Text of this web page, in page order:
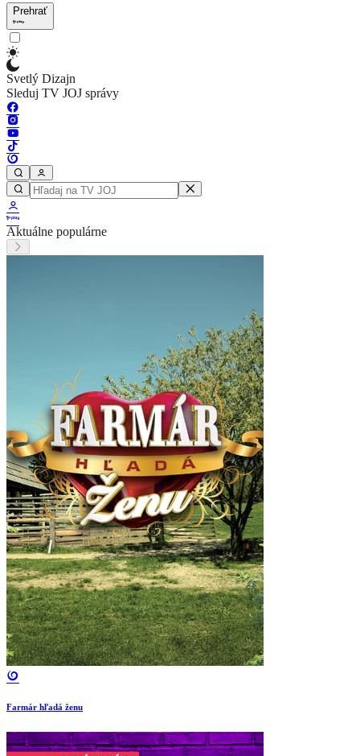
Prehrať
Svetlý Dizajn
Sleduj TV JOJ správy
Aktuálne populárne
Farmár hľadá ženu